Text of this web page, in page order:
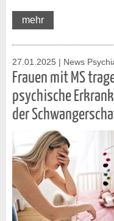
mehr
27.01.2025 | News
Frauen mit MS
psychische
der